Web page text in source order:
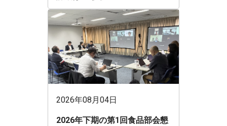
2026年08月04日
2026年下期の第1回食品部会懇